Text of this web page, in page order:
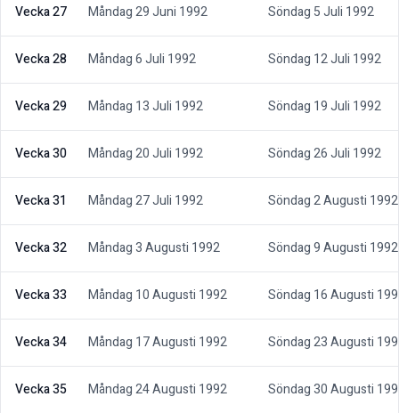
Vecka 27 Måndag 29 Juni 1992 Söndag 5 Juli 1992
Vecka 28 Måndag 6 Juli 1992 Söndag 12 Juli 1992
Vecka 29 Måndag 13 Juli 1992 Söndag 19 Juli 1992
Vecka 30 Måndag 20 Juli 1992 Söndag 26 Juli 1992
Vecka 31 Måndag 27 Juli 1992 Söndag 2 Augusti 1992
Vecka 32 Måndag 3 Augusti 1992 Söndag 9 Augusti 1992
Vecka 33 Måndag 10 Augusti 1992 Söndag 16 Augusti
Vecka 34 Måndag 17 Augusti 1992 Söndag 23 Augusti
Vecka 35 Måndag 24 Augusti 1992 Söndag 30 Augusti